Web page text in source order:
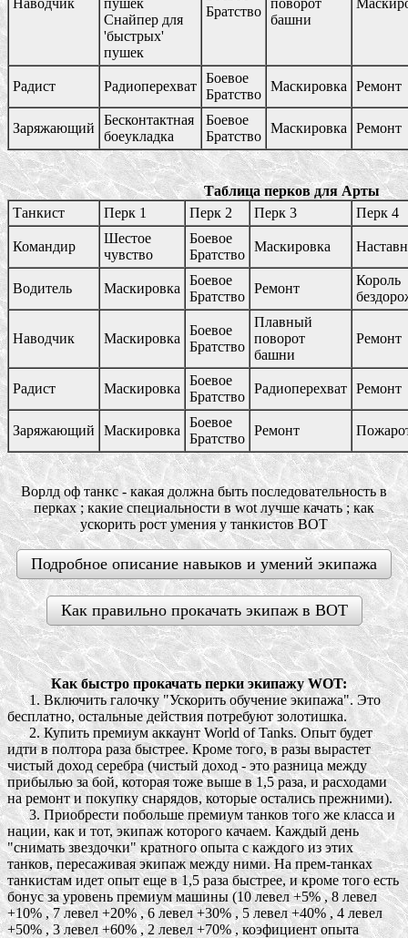
Наводчик
пушек
Снайпер для
'быстрых'
пушек
Братство
поворот
башни
Радист Радиоперехват
Боевое
Братство
Маскировка Ремонт
Заряжающий
Бесконтактная
боеукладка
Боевое
Братство
Маскировка Ремонт
Таблица перков для Арты
Танкист
Перк 1 Перк 2 Перк 3 Перк 4
Командир
Шестое
чувство
Боевое
Братство
Маскировка
Водитель Маскировка
Боевое
Братство
Ремонт
Король
Наводчик Маскировка
Боевое
Братство
Плавный
поворот
башни
Ремонт
Радист Маскировка
Боевое
Братство
Радиоперехват Ремонт
Заряжающий Маскировка
Боевое
Братство
Ремонт
Ворлд оф танкс - какая должна быть последовательность в
перках ; какие специальности в wot лучше качать ; как
ускорить рост умения у танкистов ВОТ
Подробное описание навыков и умений экипажа
Как правильно прокачать экипаж в ВОТ
Как быстро прокачать перки экипажу WOT:
1. Включить галочку "Ускорить обучение экипажа". Это
бесплатно, остальные действия потребуют золотишка.
2. Купить премиум аккаунт World of Tanks. Опыт будет
идти в полтора раза быстрее. Кроме того, в разы вырастет
чистый доход серебра (чистый доход - это разница между
прибылью за бой, которая тоже выше в 1,5 раза, и расходами
на ремонт и покупку снарядов, которые остались прежними).
3. Приобрести побольше премиум танков того же класса и
нации, как и тот, экипаж которого качаем. Каждый день
"снимать звездочки" кратного опыта с каждого из этих
танков, пересаживая экипаж между ними. На прем-танках
танкистам идет опыт еще в 1,5 раза быстрее, и кроме того есть
бонус за уровень премиум машины (10 левел +5% , 8 левел
+10% , 7 левел +20% , 6 левел +30% , 5 левел +40% , 4 левел
+50% , 3 левел +60% , 2 левел +70% , коэфициент опыта